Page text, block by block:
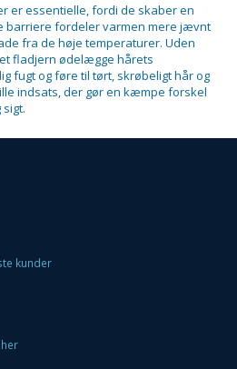
er essentielle, fordi de skaber en
barriere fordeler varmen mere jævnt
fra de høje temperaturer. Uden
fladjern ødelægge hårets
fugt og føre til tørt, skrøbeligt hår og
indsats, der gør en kæmpe forskel
kunder